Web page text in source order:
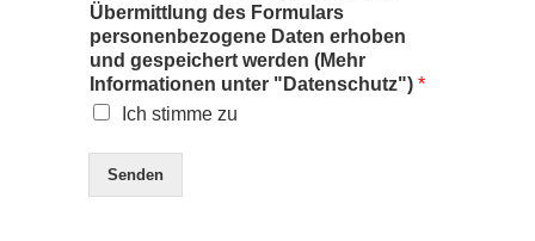
Übermittlung des Formulars
personenbezogene Daten erhoben
und gespeichert werden (Mehr
Informationen unter "Datenschutz") *
Ich stimme zu
Senden